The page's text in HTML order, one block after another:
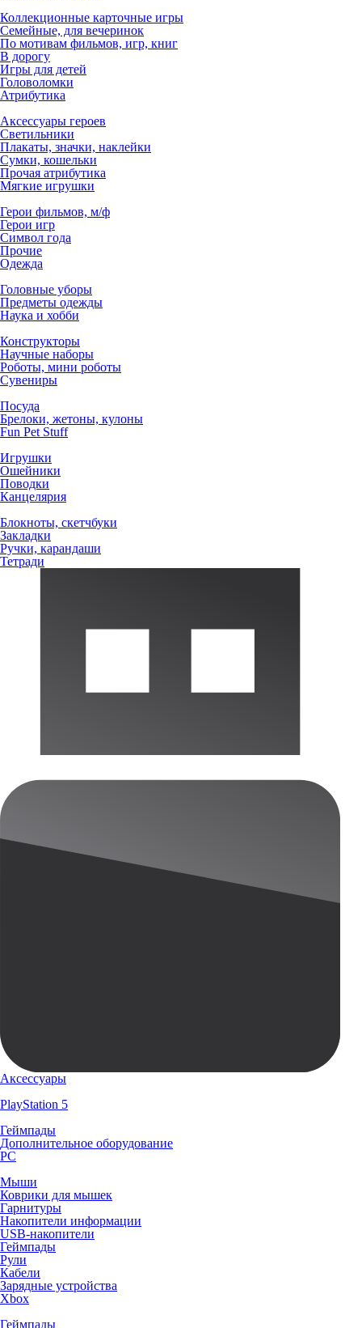
Коллекционные карточные игры
Семейные, для вечеринок
По мотивам фильмов, игр, книг
В дорогу
Игры для детей
Головоломки
Атрибутика
Аксессуары героев
Светильники
Плакаты, значки, наклейки
Сумки, кошельки
Прочая атрибутика
Мягкие игрушки
Герои фильмов, м/ф
Герои игр
Символ года
Прочие
Одежда
Головные уборы
Предметы одежды
Наука и хобби
Конструкторы
Научные наборы
Роботы, мини роботы
Сувениры
Посуда
Брелоки, жетоны, кулоны
Fun Pet Stuff
Игрушки
Ошейники
Поводки
Канцелярия
Блокноты, скетчбуки
Закладки
Ручки, карандаши
Тетради
Аксессуары
PlayStation 5
Геймпады
Дополнительное оборудование
PC
Мыши
Коврики для мышек
Гарнитуры
Накопители информации
USB-накопители
Геймпады
Рули
Кабели
Зарядные устройства
Xbox
Геймпады